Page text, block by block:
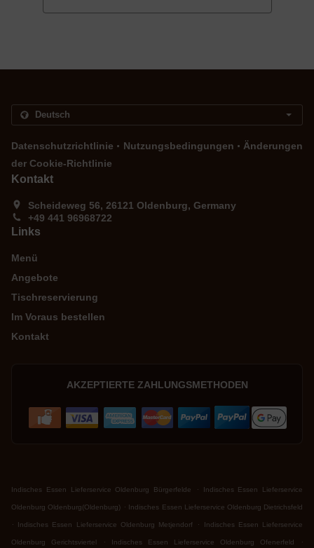
Datenschutzrichtlinie . Nutzungsbedingungen . Änderungen
der Cookie-Richtlinie
Kontakt
Scheideweg 56, 26121 Oldenburg, Germany
+49 441 96968722
Links
Menü
Angebote
Tischreservierung
Im Voraus bestellen
Kontakt
AKZEPTIERTE ZAHLUNGSMETHODEN
Indisches Essen Lieferservice Oldenburg Bürgerfelde . Indisches Essen Lieferservice
Oldenburg Oldenburg(Oldenburg) . Indisches Essen Lieferservice Oldenburg Dietrichsfeld
.
Indisches Essen Lieferservice Oldenburg Metjendorf . Indisches Essen Lieferservice
Oldenburg Gerichtsviertel . Indisches Essen Lieferservice Oldenburg Ofenerfeld .